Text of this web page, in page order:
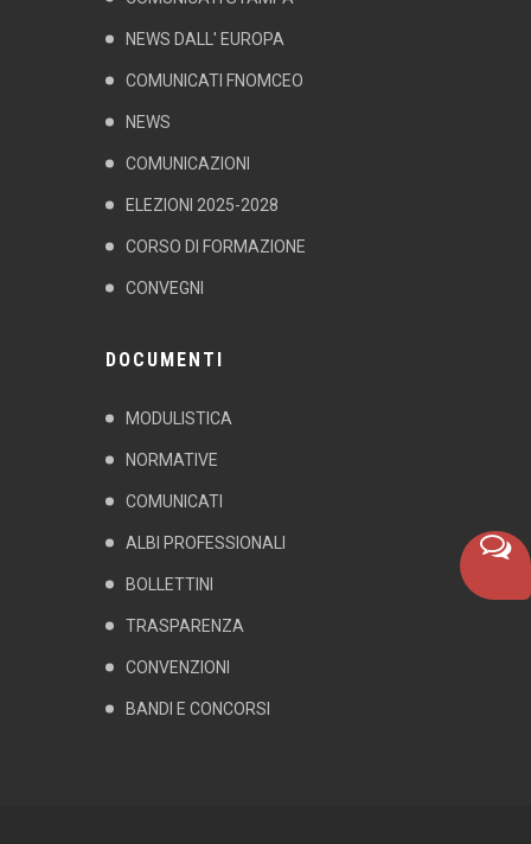
NEWS DALL' EUROPA
COMUNICATI FNOMCEO
NEWS
COMUNICAZIONI
ELEZIONI 2025-2028
CORSO DI FORMAZIONE
CONVEGNI
DOCUMENTI
MODULISTICA
NORMATIVE
COMUNICATI
ALBI PROFESSIONALI
BOLLETTINI
TRASPARENZA
CONVENZIONI
BANDI E CONCORSI